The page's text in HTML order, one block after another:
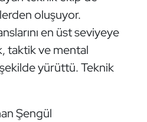
oluşuyor.
en üst seviyeye
taktik ve mental
şekilde yürüttü. Teknik
Şengül